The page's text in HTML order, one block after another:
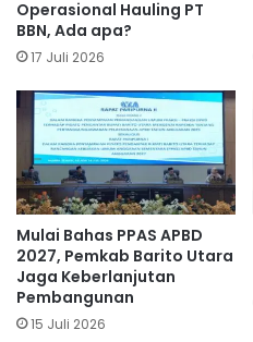
Operasional Hauling PT
BBN, Ada apa?
17 Juli 2026
Mulai Bahas PPAS APBD
2027, Pemkab Barito Utara
Jaga Keberlanjutan
Pembangunan
15 Juli 2026